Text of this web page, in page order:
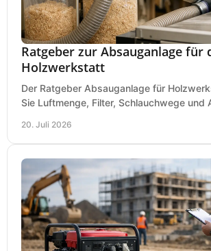
Ratgeber zur Absauganlage für
Holzwerkstatt
Der Ratgeber Absauganlage für
Sie Luftmenge, Filter, Schlauchwege und
20. Juli 2026